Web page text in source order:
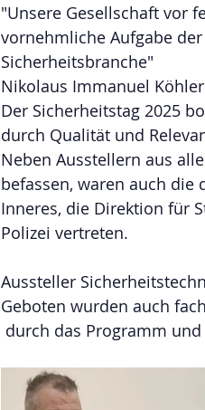
"Unsere Gesellschaft vor
vornehmliche Aufgabe
Sicherheitsbranche"
Nikolaus Immanuel
Der Sicherheitstag 2025
durch Qualität und
Neben Ausstellern aus
befassen, waren auch
Inneres, die Direktion für
Polizei vertreten.
Aussteller
Geboten wurden auch
durch das Programm